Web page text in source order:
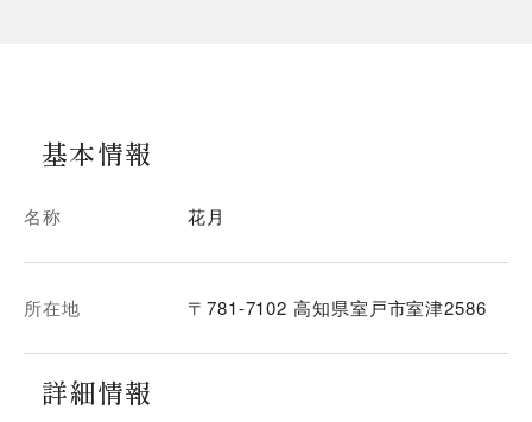
基本情報
名称 花月
所在地 〒781-7102 高知県室戸市室津2586
詳細情報